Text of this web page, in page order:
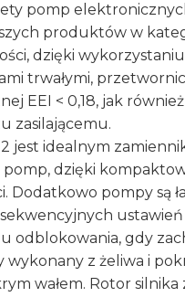
pomp
produktów w
dzięki
trwałymi,
EEI < 0,18, jak
zasilającemu.
jest idealnym
dzięki
Dodatkowo pompy są
odblokowania, gdy
wykonany z żeliwa i
wałem. Rotor silnika